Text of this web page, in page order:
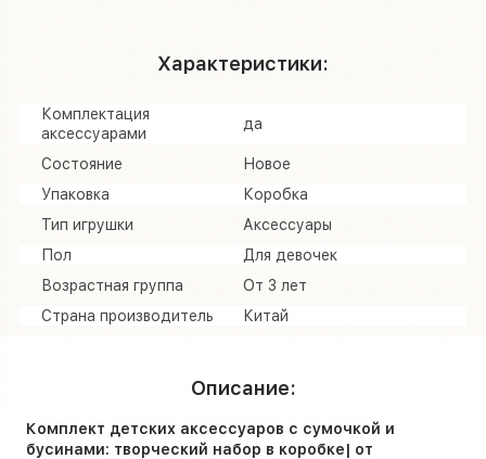
Характеристики:
Комплектация
аксессуарами
да
Состояние
Новое
Упаковка
Коробка
Тип игрушки
Аксессуары
Пол
Для девочек
Возрастная группа
От 3 лет
Страна производитель
Китай
Описание:
Комплект детских аксессуаров с сумочкой и
бусинами: творческий набор в коробке| от